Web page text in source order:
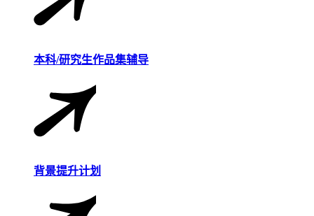
本科/研究生作品集辅导
背景提升计划